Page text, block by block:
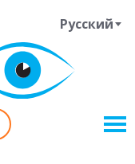
Русский